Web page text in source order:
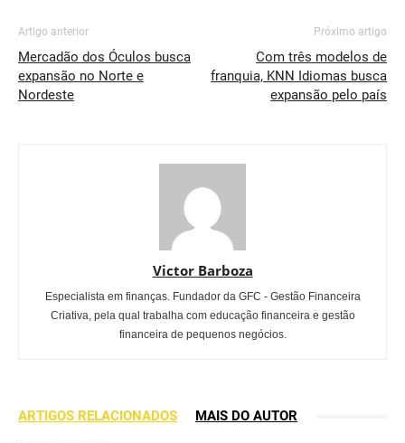
Artigo anterior
Mercadão dos Óculos busca
expansão no Norte e
Nordeste
Próximo artigo
Com três modelos de
franquia, KNN Idiomas busca
expansão pelo país
Victor Barboza
Especialista em finanças. Fundador da GFC - Gestão Financeira
Criativa, pela qual trabalha com educação financeira e gestão
financeira de pequenos negócios.
ARTIGOS RELACIONADOS MAIS DO AUTOR